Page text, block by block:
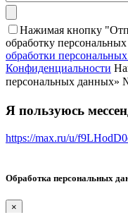
Нажимая кнопку
обработку
обработки
Конфиденциальности
персональных данных»
Я пользуюсь
https://max.ru/u/
Обработка персональных
×